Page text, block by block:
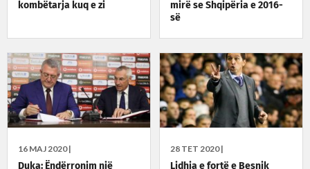
mirë se Shqipëria e 2016-
së
kombëtarja kuq e zi
28 TET 2020 |
Lidhja e fortë e Besnik
16 MAJ 2020 |
Duka: Ëndërronim një